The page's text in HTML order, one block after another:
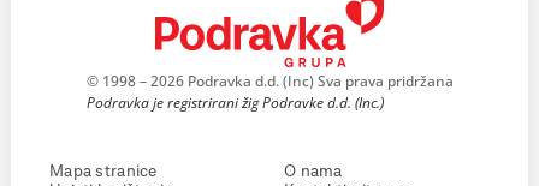
© 1998 – 2026 Podravka d.d. (Inc) Sva prava pridržana
Podravka je registrirani žig Podravke d.d. (Inc.)
Mapa stranice
O nama